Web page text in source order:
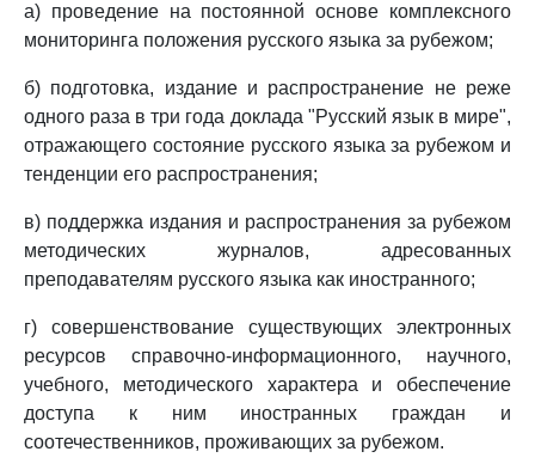
а) проведение на постоянной основе комплексного
мониторинга положения русского языка за рубежом;
б) подготовка, издание и распространение не реже
одного раза в три года доклада "Русский язык в мире",
отражающего состояние русского языка за рубежом и
тенденции его распространения;
в) поддержка издания и распространения за рубежом
методических журналов, адресованных
преподавателям русского языка как иностранного;
г) совершенствование существующих электронных
ресурсов справочно-информационного, научного,
учебного, методического характера и обеспечение
доступа к ним иностранных граждан и
соотечественников, проживающих за рубежом.